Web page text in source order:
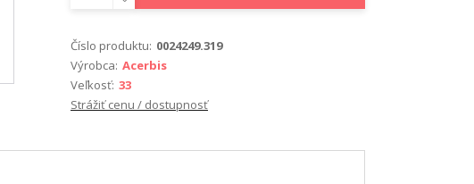
Číslo produktu: 0024249.319
Výrobca: Acerbis
Veľkosť: 33
Strážiť cenu / dostupnosť